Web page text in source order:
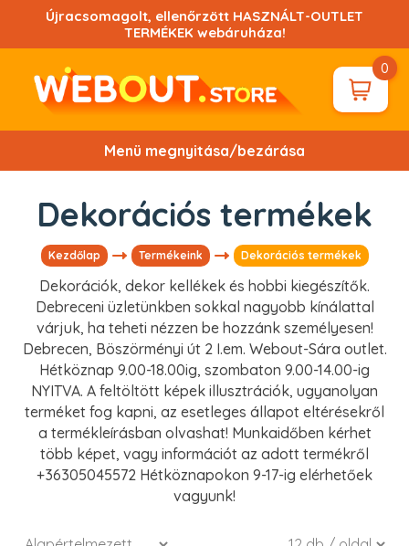
tartalomhoz!
Újracsomagolt, ellenőrzött HASZNÁLT-OUTLET
TERMÉKEK webáruháza!
0
Menü megnyitása/bezárása
Dekorációs termékek
Kezdőlap Termékeink Dekorációs termékek
Dekorációk, dekor kellékek és hobbi kiegészítők.
Debreceni üzletünkben sokkal nagyobb kínálattal
várjuk, ha teheti nézzen be hozzánk személyesen!
Debrecen, Böszörményi út 2 I.em. Webout-Sára outlet.
Hétköznap 9.00-18.00ig, szombaton 9.00-14.00-ig
NYITVA. A feltöltött képek illusztrációk, ugyanolyan
terméket fog kapni, az esetleges állapot eltérésekről
a termékleírásban olvashat! Munkaidőben kérhet
több képet, vagy információt az adott termékről
+36305045572 Hétköznapokon 9-17-ig elérhetőek
vagyunk!